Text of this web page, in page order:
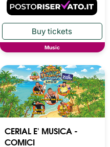
Music
CERIAL E' MUSICA -
COMICI